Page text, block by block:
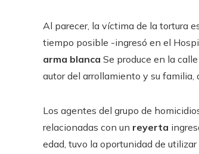
Al parecer, la víctima de la tortura
tiempo posible -ingresó en el
arma blanca Se produce en la
autor del arrollamiento y su
Los agentes del grupo de
relacionadas con un reyerta
edad, tuvo la oportunidad de